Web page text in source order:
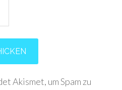
Akismet, um Spam zu